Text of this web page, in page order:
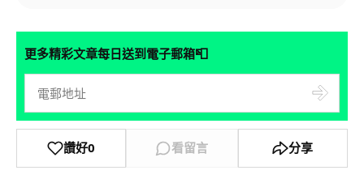
更多精彩文章每日送到電子郵箱📮
讚好0 看留言 分享